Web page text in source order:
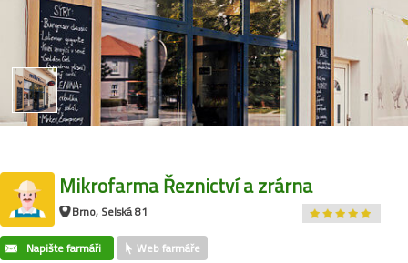
Mikrofarma Řeznictví a zrárna
Brno, Selská 81
Napište farmáři
Web farmáře